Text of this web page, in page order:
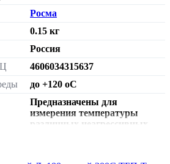
Росма
0.15 кг
Россия
4606034315637
до +120 oC
Предназначены для
измерения температуры
различных неагрессивных